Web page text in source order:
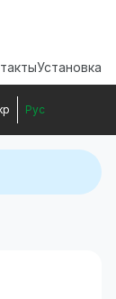
Установка
Рус